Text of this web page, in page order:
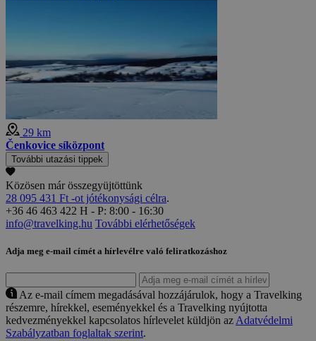
29 km
Čenkovice síközpont
További utazási tippek
Közösen már összegyüjtöttünk
28 095 431 Ft -ot jótékonysági célra.
+36 46 463 422 H - P: 8:00 - 16:30
info@travelking.hu További elérhetőségek
Adja meg e-mail címét a hírlevélre való feliratkozáshoz
Az e-mail címem megadásával hozzájárulok, hogy a Travelking
részemre, hírekkel, eseményekkel és a Travelking nyújtotta
kedvezményekkel kapcsolatos hírlevelet küldjön az Adatvédelmi
Szabályzatban foglaltak szerint.